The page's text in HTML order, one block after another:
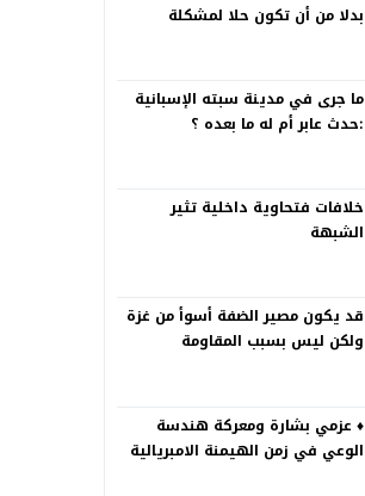
بدلا من أن تكون حلا لمشكلة
ما جرى في مدينة سبته الإسبانية
:حدث عابر أم له ما بعده ؟
خلافات فتحاوية داخلية تثير
الشبهة
قد يكون مصير الضفة أسوأ من غزة
ولكن ليس بسبب المقاومة
♦️ عزمي بشارة ومعركة هندسة
الوعي في زمن الهيمنة الامبريالية